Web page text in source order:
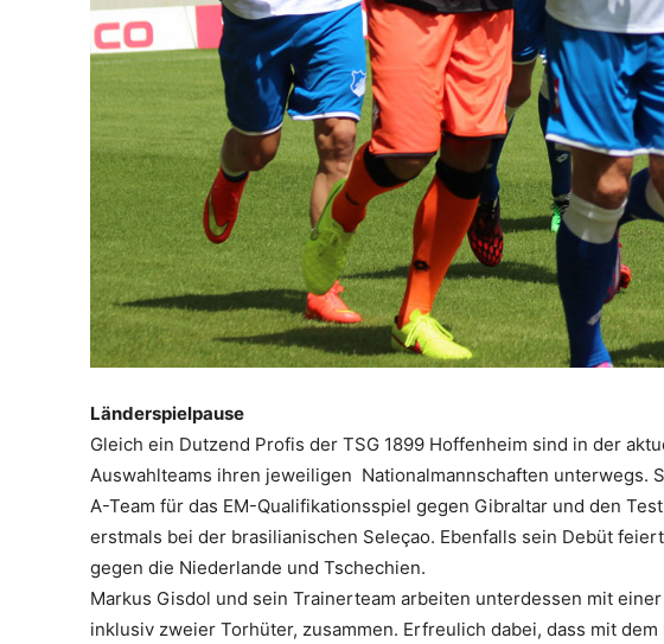
Länderspielpause
Gleich ein Dutzend Profis der TSG 1899 Hoffenheim sind in der
Auswahlteams ihren jeweiligen Nationalmannschaften unterwegs.
A-Team für das EM-Qualifikationsspiel gegen Gibraltar und den
erstmals bei der brasilianischen Seleçao. Ebenfalls sein Debüt
gegen die Niederlande und Tschechien.
Markus Gisdol und sein Trainerteam arbeiten unterdessen mit
inklusiv zweier Torhüter, zusammen. Erfreulich dabei, dass mit